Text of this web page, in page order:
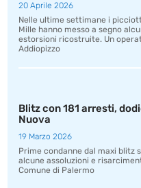
20 Aprile 2026
Nelle ultime settimane i
Mille hanno messo a segno
estorsioni ricostruite. Un
Addiopizzo
Blitz con 181 arresti,
Nuova
19 Marzo 2026
Prime condanne dal maxi blitz
alcune assoluzioni e
Comune di Palermo